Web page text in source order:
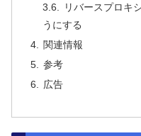
リバースプロキ
うにする
関連情報
参考
広告